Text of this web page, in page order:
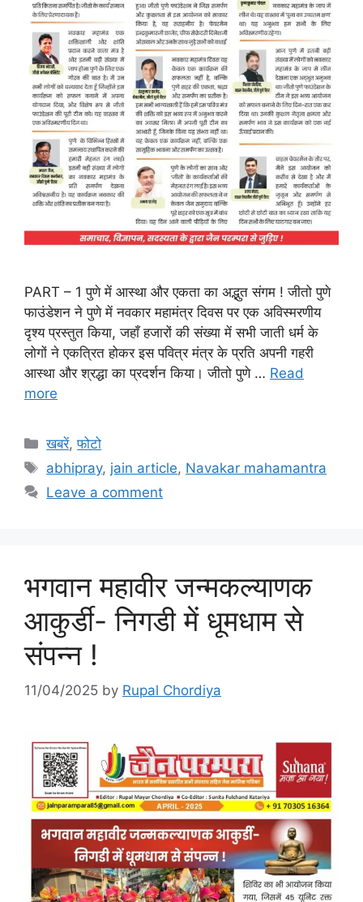
PART – 1 पुणे में आस्था और एकता का अद्भुत संगम ! जीतो पुणे
फाउंडेशन ने पुणे में नवकार महामंत्र दिवस पर एक अविस्मरणीय
दृश्य प्रस्तुत किया, जहाँ हजारों की संख्या में सभी जाती धर्म के
लोगों ने एकत्रित होकर इस पवित्र मंत्र के प्रति अपनी गहरी
आस्था और श्रद्धा का प्रदर्शन किया। जीतो पुणे … Read
more
Categories
खबरें,फोटो
Tags
abhipray, jain article, Navakar mahamantra
Leave a comment
भगवान महावीर जन्मकल्याणक
आकुर्डी- निगडी में धूमधाम से
संपन्न !
11/04/2025 by Rupal Chordiya